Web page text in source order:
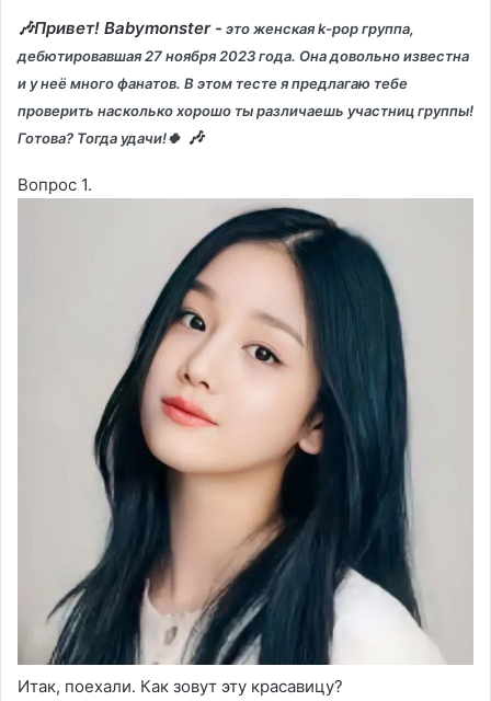
🎶Привет! Babymonster - это женская k-pop группа,
дебютировавшая 27 ноября 2023 года. Она довольно известна
и у неё много фанатов. В этом тесте я предлагаю тебе
проверить насколько хорошо ты различаешь участниц группы!
Готова? Тогда удачи!🍀 🎶
Вопрос 1.
Итак, поехали. Как зовут эту красавицу?